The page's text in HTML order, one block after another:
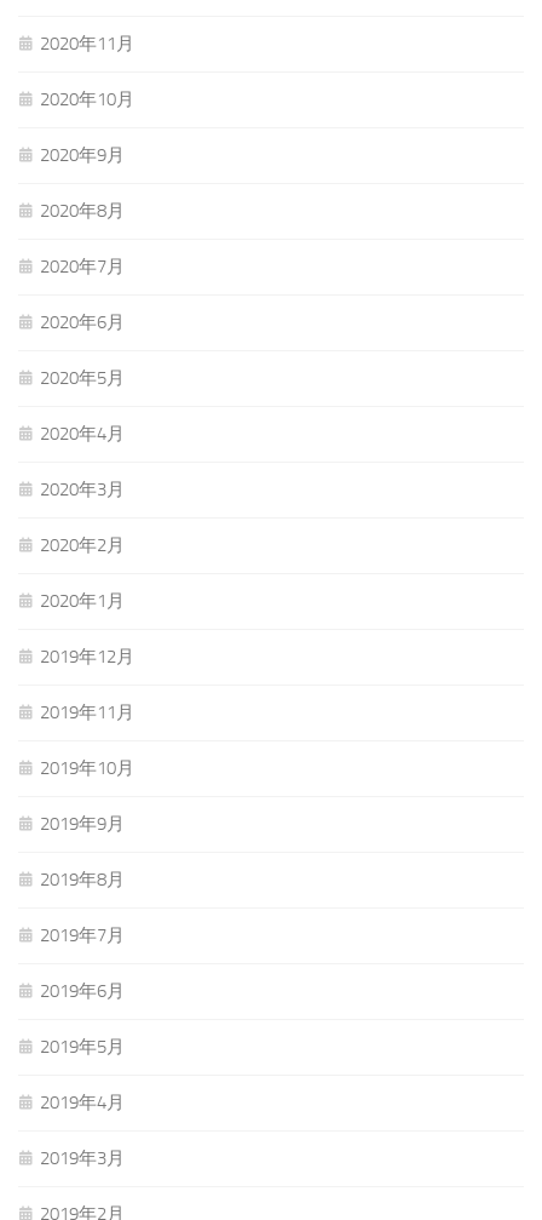
2020年11月
2020年10月
2020年9月
2020年8月
2020年7月
2020年6月
2020年5月
2020年4月
2020年3月
2020年2月
2020年1月
2019年12月
2019年11月
2019年10月
2019年9月
2019年8月
2019年7月
2019年6月
2019年5月
2019年4月
2019年3月
2019年2月